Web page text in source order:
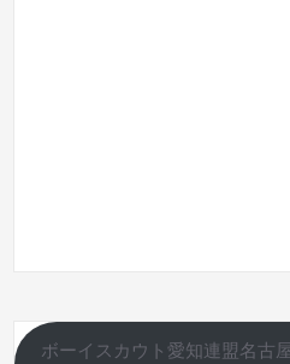
ボーイスカウト愛知連盟名古